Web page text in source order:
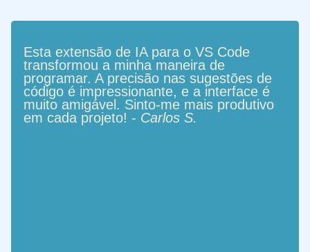
Esta extensão de IA para o VS Code
transformou a minha maneira de
programar. A precisão nas sugestões de
código é impressionante, e a interface é
muito amigável. Sinto-me mais produtivo
em cada projeto! - Carlos S.